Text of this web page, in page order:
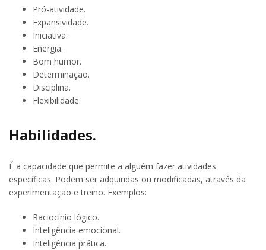
Pró-atividade.
Expansividade.
Iniciativa.
Energia.
Bom humor.
Determinação.
Disciplina.
Flexibilidade.
Habilidades.
É a capacidade que permite a alguém fazer atividades
específicas. Podem ser adquiridas ou modificadas, através da
experimentação e treino. Exemplos:
Raciocínio lógico.
Inteligência emocional.
Inteligência prática.